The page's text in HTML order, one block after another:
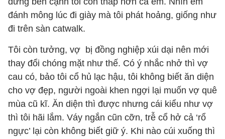
đánh mông lúc đi giày mà tôi phát hoảng, giống như
đi trên sàn catwalk.
Tôi còn tưởng, vợ bị đồng nghiệp xúi dại nên mới
thay đổi chóng mặt như thế. Có ý nhắc nhở thì vợ
cau có, bảo tôi cổ hủ lạc hậu, tôi không biết ăn diện
cho vợ đẹp, người ngoài khen ngợi lại muốn vợ quê
mùa cũ kĩ. Ăn diện thì được nhưng cái kiểu như vợ
thì tôi hãi lắm. Váy ngắn cũn cỡn, trễ cổ hở cả ‘rổ
ngực’ lại còn không biết giữ ý. Khi nào cúi xuống thì